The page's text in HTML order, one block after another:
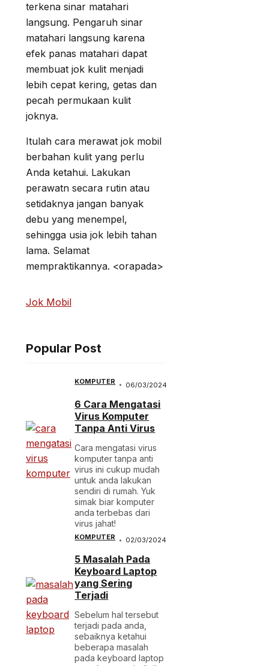
terkena sinar matahari
langsung. Pengaruh sinar
matahari langsung karena
efek panas matahari dapat
membuat jok kulit menjadi
lebih cepat kering, getas dan
pecah permukaan kulit
joknya.
Itulah cara merawat jok mobil
berbahan kulit yang perlu
Anda ketahui. Lakukan
perawatn secara rutin atau
setidaknya jangan banyak
debu yang menempel,
sehingga usia jok lebih tahan
lama. Selamat
mempraktikannya. <orapada>
Jok Mobil
Popular Post
KOMPUTER 06/03/2024
6 Cara Mengatasi
Virus Komputer
Tanpa Anti Virus
Cara mengatasi virus
komputer tanpa anti
virus ini cukup mudah
untuk anda lakukan
sendiri di rumah. Yuk
simak biar komputer
anda terbebas dari
virus jahat!
KOMPUTER 02/03/2024
5 Masalah Pada
Keyboard Laptop
yang Sering
Terjadi
Sebelum hal tersebut
terjadi pada anda,
sebaiknya ketahui
beberapa masalah
pada keyboard laptop